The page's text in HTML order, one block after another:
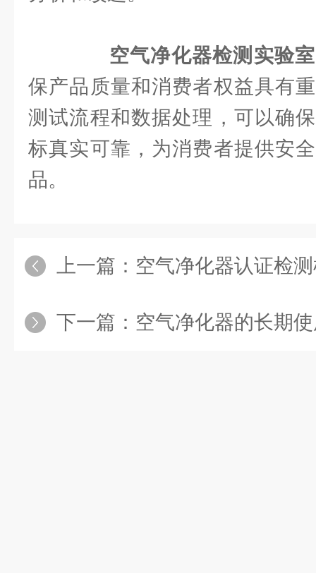
空气净化器检测实验室
保产品质量和消费者权益具有
测试流程和数据处理，可以确
标真实可靠，为消费者提供安
品。
上一篇： 空气净化器认证检测机
下一篇： 空气净化器的长期使